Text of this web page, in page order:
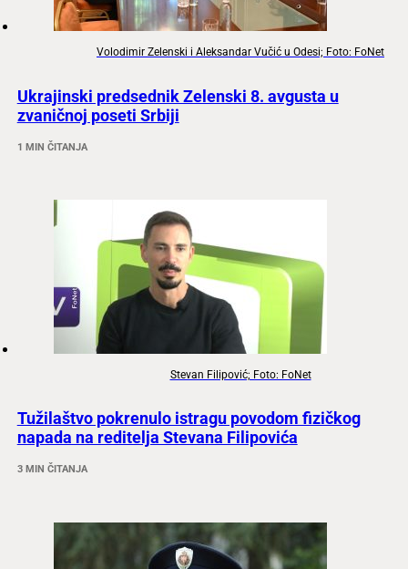
Volodimir Zelenski i Aleksandar Vučić u Odesi; Foto: FoNet
Ukrajinski predsednik Zelenski 8. avgusta u
zvaničnoj poseti Srbiji
1 MIN ČITANJA
Stevan Filipović; Foto: FoNet
Tužilaštvo pokrenulo istragu povodom fizičkog
napada na reditelja Stevana Filipovića
3 MIN ČITANJA